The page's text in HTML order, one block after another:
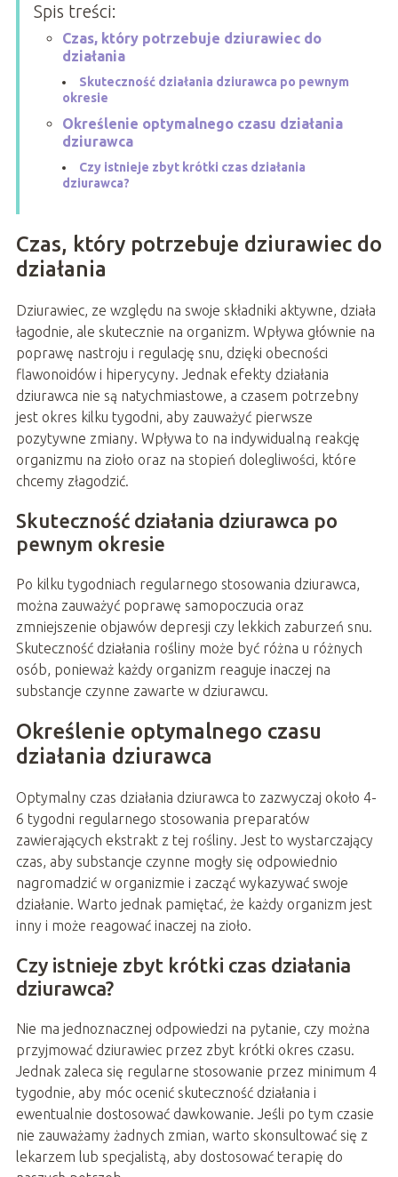
Spis treści:
Czas, który potrzebuje dziurawiec do
działania
Skuteczność działania dziurawca po pewnym
okresie
Określenie optymalnego czasu działania
dziurawca
Czy istnieje zbyt krótki czas działania
dziurawca?
Czas, który potrzebuje dziurawiec do
działania
Dziurawiec, ze względu na swoje składniki aktywne, działa
łagodnie, ale skutecznie na organizm. Wpływa głównie na
poprawę nastroju i regulację snu, dzięki obecności
flawonoidów i hiperycyny. Jednak efekty działania
dziurawca nie są natychmiastowe, a czasem potrzebny
jest okres kilku tygodni, aby zauważyć pierwsze
pozytywne zmiany. Wpływa to na indywidualną reakcję
organizmu na zioło oraz na stopień dolegliwości, które
chcemy złagodzić.
Skuteczność działania dziurawca po
pewnym okresie
Po kilku tygodniach regularnego stosowania dziurawca,
można zauważyć poprawę samopoczucia oraz
zmniejszenie objawów depresji czy lekkich zaburzeń snu.
Skuteczność działania rośliny może być różna u różnych
osób, ponieważ każdy organizm reaguje inaczej na
substancje czynne zawarte w dziurawcu.
Określenie optymalnego czasu
działania dziurawca
Optymalny czas działania dziurawca to zazwyczaj około 4-
6 tygodni regularnego stosowania preparatów
zawierających ekstrakt z tej rośliny. Jest to wystarczający
czas, aby substancje czynne mogły się odpowiednio
nagromadzić w organizmie i zacząć wykazywać swoje
działanie. Warto jednak pamiętać, że każdy organizm jest
inny i może reagować inaczej na zioło.
Czy istnieje zbyt krótki czas działania
dziurawca?
Nie ma jednoznacznej odpowiedzi na pytanie, czy można
przyjmować dziurawiec przez zbyt krótki okres czasu.
Jednak zaleca się regularne stosowanie przez minimum 4
tygodnie, aby móc ocenić skuteczność działania i
ewentualnie dostosować dawkowanie. Jeśli po tym czasie
nie zauważamy żadnych zmian, warto skonsultować się z
lekarzem lub specjalistą, aby dostosować terapię do